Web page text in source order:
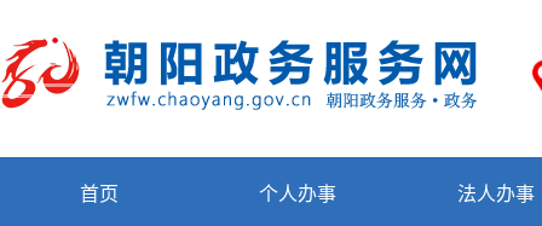
首页 个人办事 法人办事